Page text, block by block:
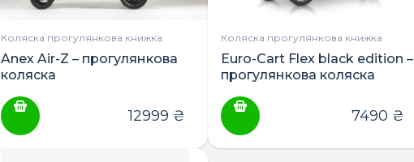
Коляска прогулянкова книжка
Anex Air-Z – прогулянкова
коляска
12999 ₴
Коляска прогулянкова книжка
Euro-Cart Flex black edition –
прогулянкова коляска
7490 ₴